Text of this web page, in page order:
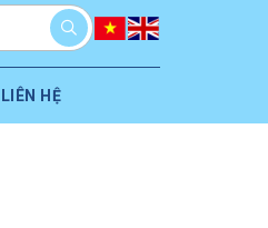
LIÊN HỆ